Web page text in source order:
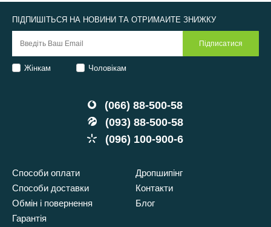
(066) 88-500-58
(093) 88-500-58
(096) 100-900-6
Способи оплати
Способи доставки
Обмін і повернення
Гарантія
Дропшипінг
Контакти
Блог
ПІДПИШІТЬСЯ НА НОВИНИ ТА ОТРИМАЙТЕ ЗНИЖКУ
Жінкам Чоловікам